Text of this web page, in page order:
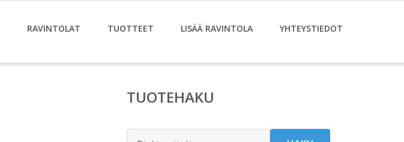
RAVINTOLAT TUOTTEET LISÄÄ RAVINTOLA YHTEYSTIEDOT
TUOTEHAKU